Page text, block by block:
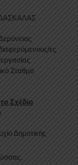
ες
Σταθμό
Σχέδιο
Δημοτικής